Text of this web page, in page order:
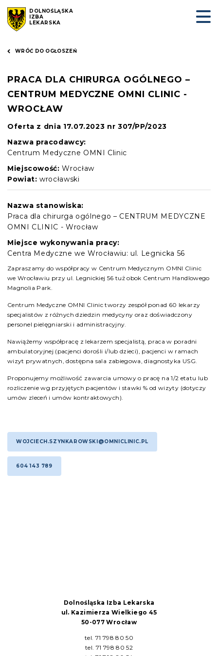
DOLNOŚLĄSKA
IZBA
LEKARSKA
WRÓĆ DO OGŁOSZEŃ
PRACA DLA CHIRURGA OGÓLNEGO –
CENTRUM MEDYCZNE OMNI CLINIC -
WROCŁAW
Oferta z dnia 17.07.2023 nr 307/PP/2023
Nazwa pracodawcy:
Centrum Medyczne OMNI Clinic
Miejscowość: Wrocław
Powiat: wrocławski
Nazwa stanowiska:
Praca dla chirurga ogólnego – CENTRUM MEDYCZNE
OMNI CLINIC - Wrocław
Miejsce wykonywania pracy:
Centra Medyczne we Wrocławiu: ul. Legnicka 56
Zapraszamy do współpracy w Centrum Medycznym OMNI Clinic
we Wrocławiu przy ul. Legnickiej 56 tuż obok Centrum Handlowego
Magnolia Park.
Centrum Medyczne OMNI Clinic tworzy zespół ponad 60 lekarzy
specjalistów z różnych dziedzin medycyny oraz doświadczony
personel pielęgniarski i administracyjny.
Nawiążemy współpracę z lekarzem specjalistą, praca w poradni
ambulatoryjnej (pacjenci dorośli i/lub dzieci), pacjenci w ramach
wizyt prywatnych, dostępna sala zabiegowa, diagnostyka USG.
Proponujemy możliwość zawarcia umowy o pracę na 1/2 etatu lub
rozliczenie wg przyjętych pacjentów i stawki % od wizyty (dotyczy
umów zleceń i umów kontraktowych).
WOJCIECH.SZYNKAROWSKI@OMNICLINIC.PL
604 143 789
Dolnośląska Izba Lekarska
ul. Kazimierza Wielkiego 45
50-077 Wrocław
tel. 71 798 80 50
tel. 71 798 80 52